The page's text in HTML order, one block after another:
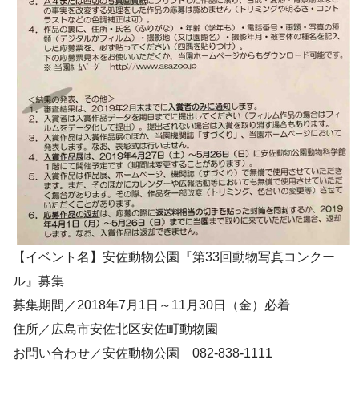
【イベント名】安佐動物公園『第33回動物写真コンクー
ル』募集
募集期間／2018年7月1日～11月30日（金）必着
住所／ 広島市安佐北区安佐町動物園
お問い合わせ／安佐動物公園 082‐838‐1111